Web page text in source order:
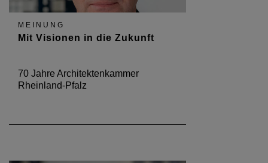
MEINUNG
Mit Visionen in die Zukunft
70 Jahre Architektenkammer
Rheinland-Pfalz